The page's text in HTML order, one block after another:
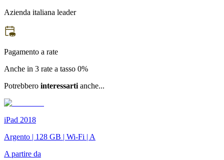
Azienda italiana leader
Pagamento a rate
Anche in 3 rate a tasso 0%
Potrebbero interessarti anche...
iPad 2018
Argento | 128 GB | Wi-Fi | A
A partire da